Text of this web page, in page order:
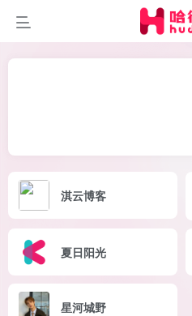
淇云博客
夏日阳光
星河城野